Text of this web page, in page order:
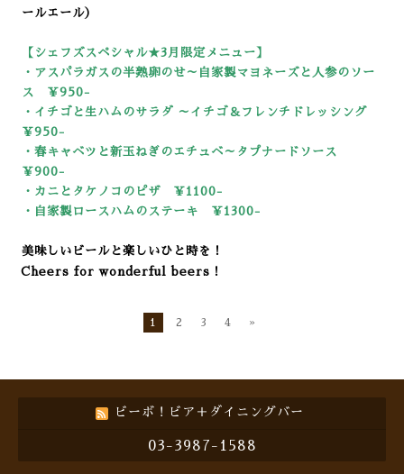
ールエール）
【シェフズスペシャル★3 月限定メニュー】
・アスパラガスの半熟卵のせ～自家製マヨネーズと人参のソー
ス ￥950-
・イチゴと生ハムのサラダ ～イチゴ＆フレンチドレッシング
￥950-
・春キャベツと新玉ねぎのエチュベ～タプナードソース
￥900-
・カニとタケノコのピザ ￥1100-
・自家製ロースハムのステーキ ￥1300-
美味しいビールと楽しいひと時を！
Cheers for wonderful beers！
1 2 3 4 »
ビーボ！ビア＋ダイニングバー
03-3987-1588